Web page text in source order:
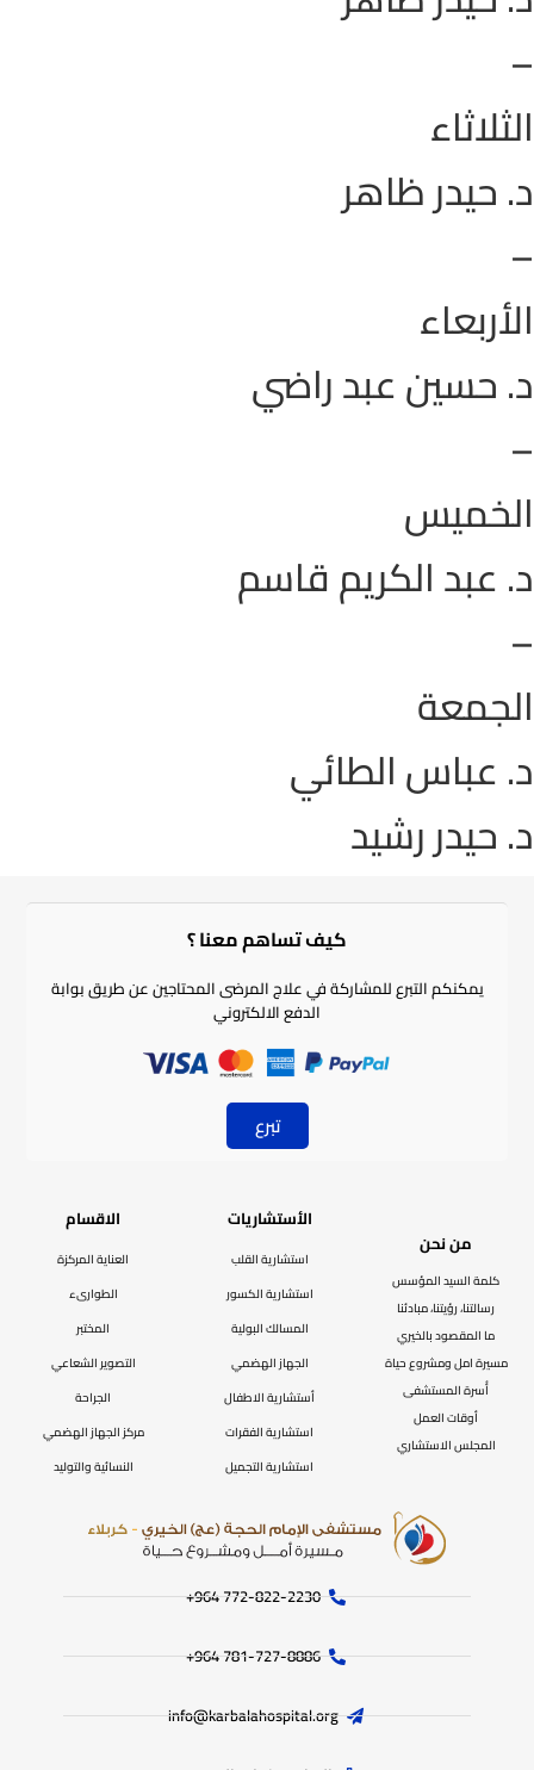
–
الثلاثاء
د. حيدر ظاهر
–
الأربعاء
د. حسين عبد راضي
–
الخميس
د. عبد الكريم قاسم
–
الجمعة
د. عباس الطائي
د. حيدر رشيد
772-822-2230‏ 964+
781-727-8886 964+
info@karbalahospital.org
الاقسام
العناية المركزة
الطوارىء
المختبر
التصوير الشعاعي
الجراحة
مركز الجهاز الهضمي
النسائية والتوليد
الأستشاريات
استشارية القلب
استشارية الكسور
المسالك البولية
الجهاز الهضمي
أستشارية الاطفال
استشارية الفقرات
استشارية التجميل
من نحن
كلمة السيد المؤسس
رسالتنا، رؤيتنا، مبادئنا
ما المقصود بالخيري
مسيرة امل ومشروع حياة
أُسرة المستشفى
أوقات العمل
المجلس الاستشاري
كيف تساهم معنا ؟​
يمكنكم التبرع للمشاركة في علاج المرضى المحتاجين عن طريق بوابة
الدفع الالكتروني
تبرع